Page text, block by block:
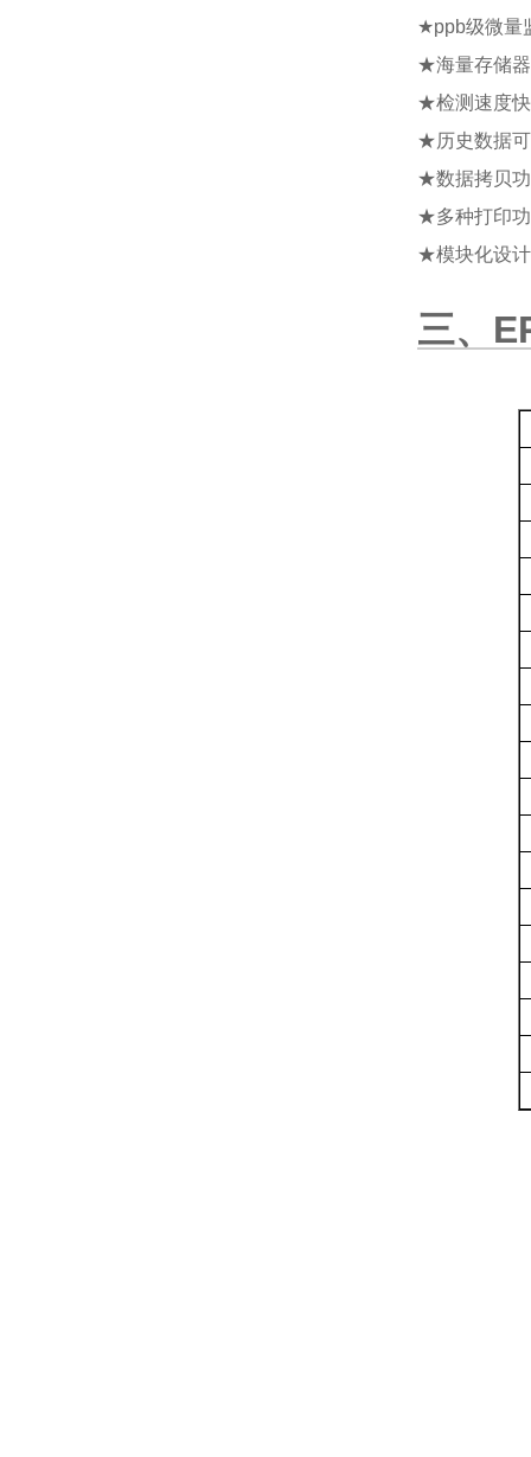
★ppb级微量
★海量存储器
★检测速度快
★历史数据
★数据拷贝
★多种打印
★模块化设计
三、